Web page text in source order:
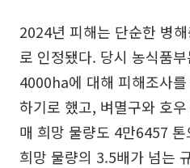
2024년 피해는 단순한 병
로 인정됐다. 당시 농식품
4000ha에 대해 피해조사
하기로 했고, 벼멸구와 호
매 희망 물량도 4만6457
희망 물량의 3.5배가 넘는